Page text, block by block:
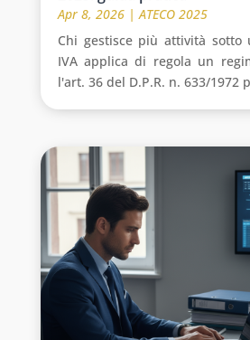
Apr 8, 2026| ATECO 2025
Chi gestisce più attività sotto
IVA applica di regola un
l'art. 36 del D.P.R. n. 633/1972